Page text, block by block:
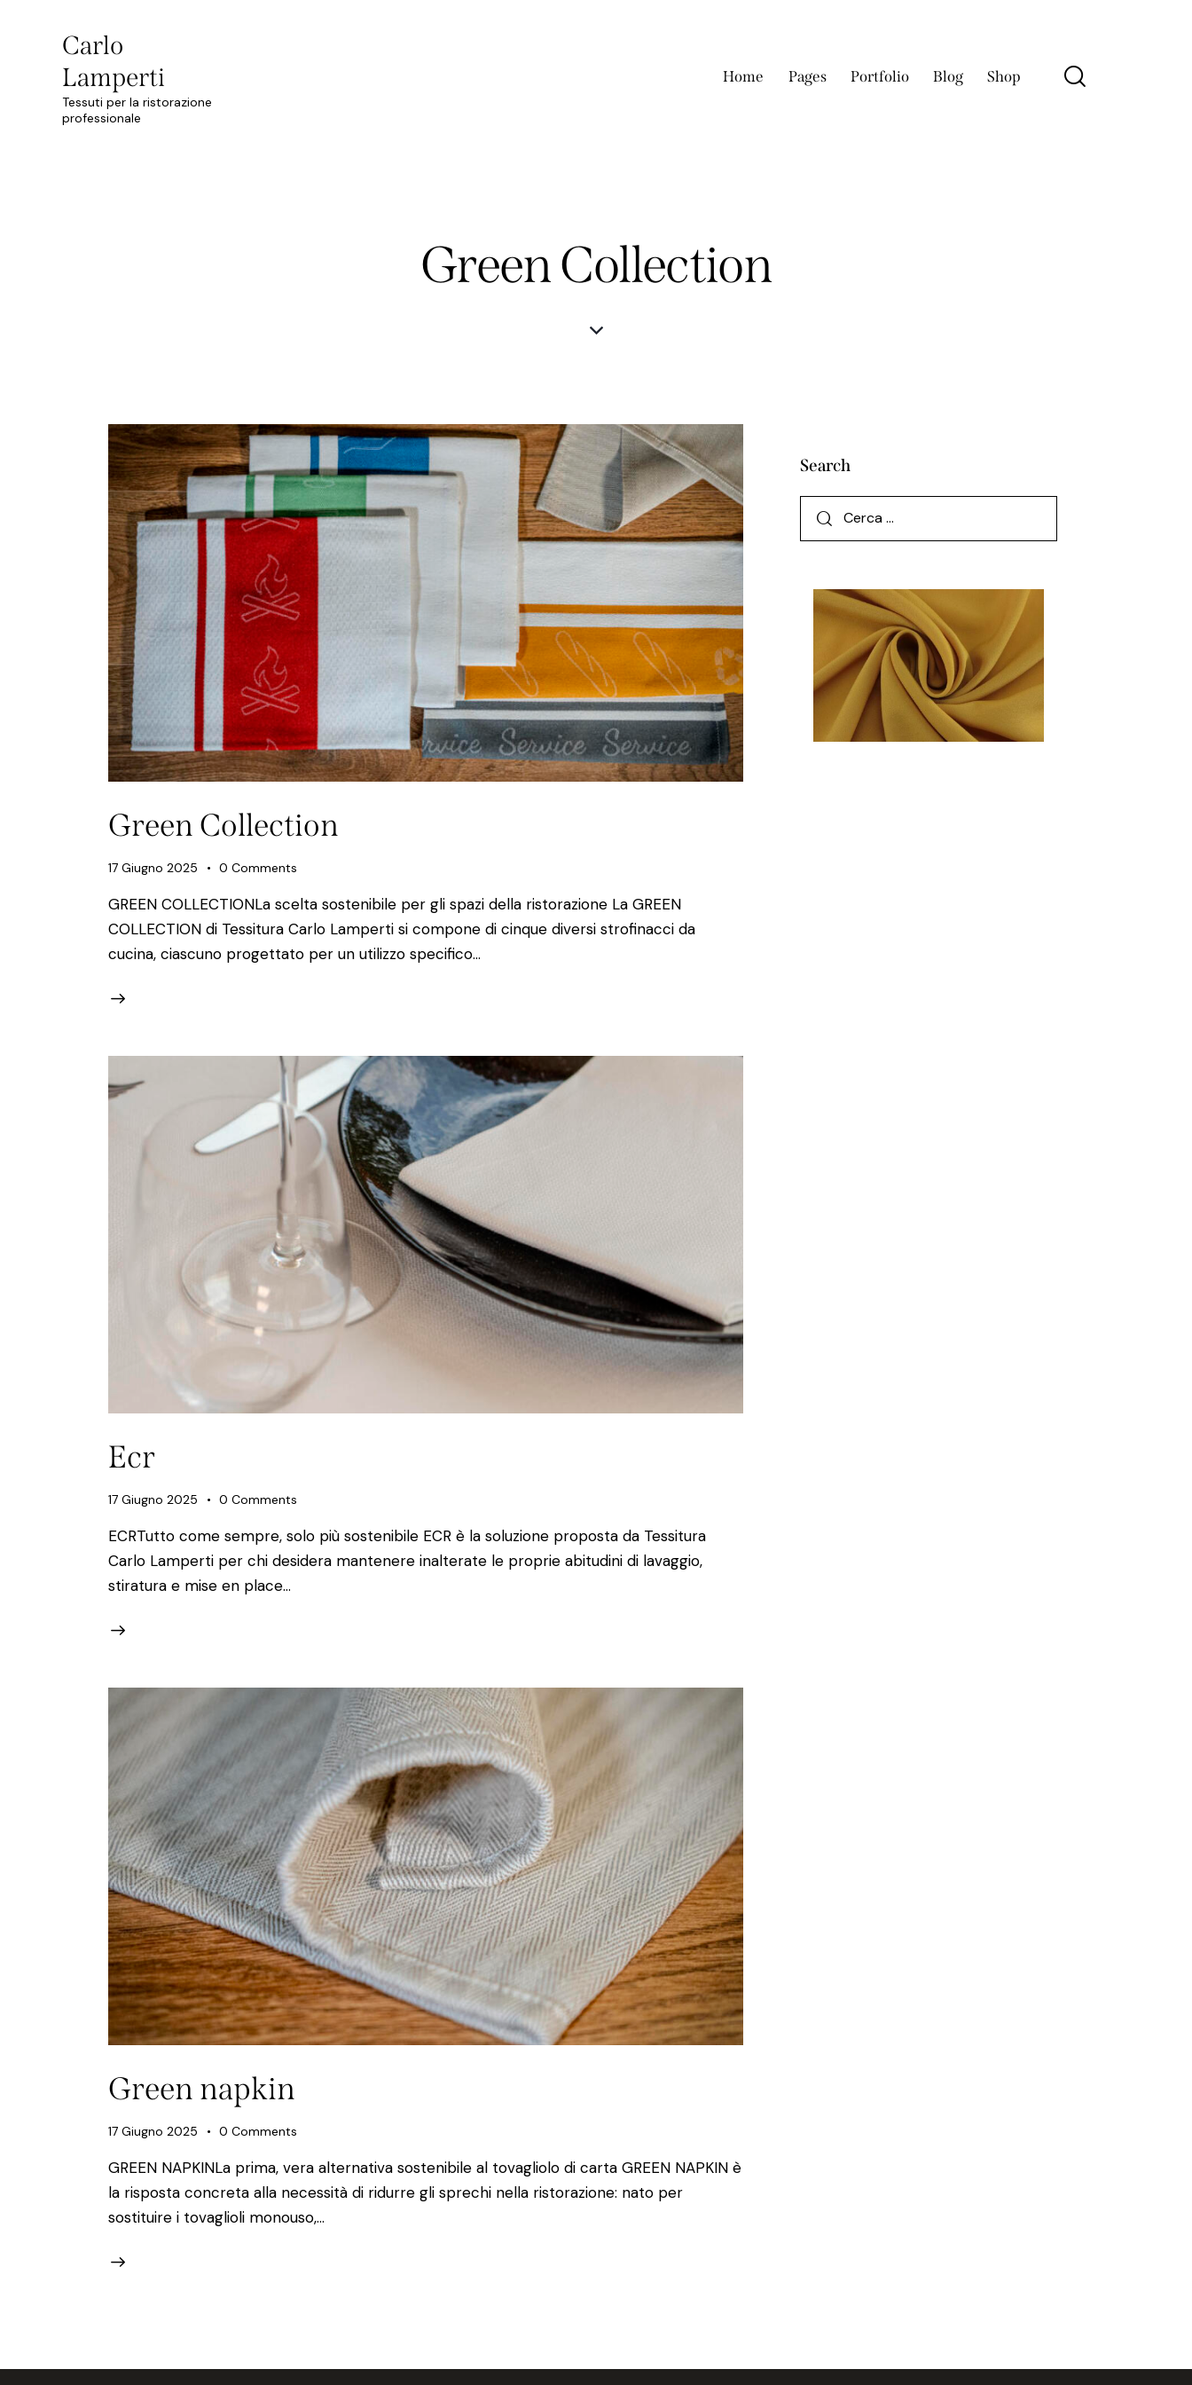
Carlo
Lamperti
Tessuti per la ristorazione
professionale
Home Pages Portfolio Blog Shop
Green Collection
Green Collection
17 Giugno 2025 0 Comments
GREEN COLLECTIONLa scelta sostenibile per gli spazi della ristorazione La GREEN
COLLECTION di Tessitura Carlo Lamperti si compone di cinque diversi strofinacci da
cucina, ciascuno progettato per un utilizzo specifico…
Ecr
17 Giugno 2025 0 Comments
ECRTutto come sempre, solo più sostenibile ECR è la soluzione proposta da Tessitura
Carlo Lamperti per chi desidera mantenere inalterate le proprie abitudini di lavaggio,
stiratura e mise en place…
Green napkin
17 Giugno 2025 0 Comments
GREEN NAPKINLa prima, vera alternativa sostenibile al tovagliolo di carta GREEN NAPKIN è
la risposta concreta alla necessità di ridurre gli sprechi nella ristorazione: nato per
sostituire i tovaglioli monouso,…
Search